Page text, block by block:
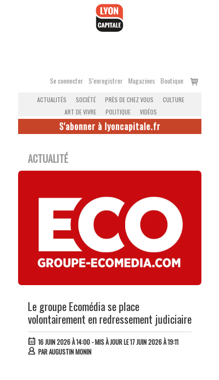
Se connecter S’enregistrer Magazines Boutique
Voir
ACTUALITÉS SOCIÉTÉ PRÈS DE CHEZ VOUS
CULTURE
ART DE VIVRE
POLITIQUE VIDÉOS
S'abonner à lyoncapitale.fr
ACTUALITÉ
Le groupe Ecomédia se place
volontairement en redressement judiciaire
16 JUIN 2026 À 14:00- MIS À JOUR LE 17 JUIN 2026 À 19:11
PARAUGUSTIN MONIN